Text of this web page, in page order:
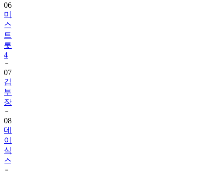
06
미
스
트
롯
4
07
김
부
장
08
데
이
식
스